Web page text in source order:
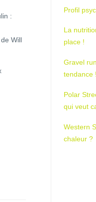
:
Will
Profil
La
place !
Gravel
tendance !
Polar
qui veut
Western
chaleur ?